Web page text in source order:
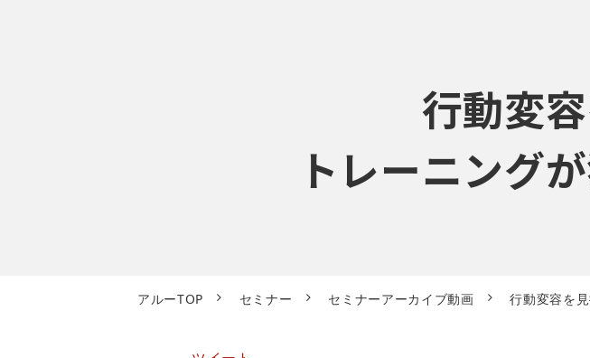
行動変
トレーニング
アルーTOP セミナー セミナーアーカイブ動画 行動変容を